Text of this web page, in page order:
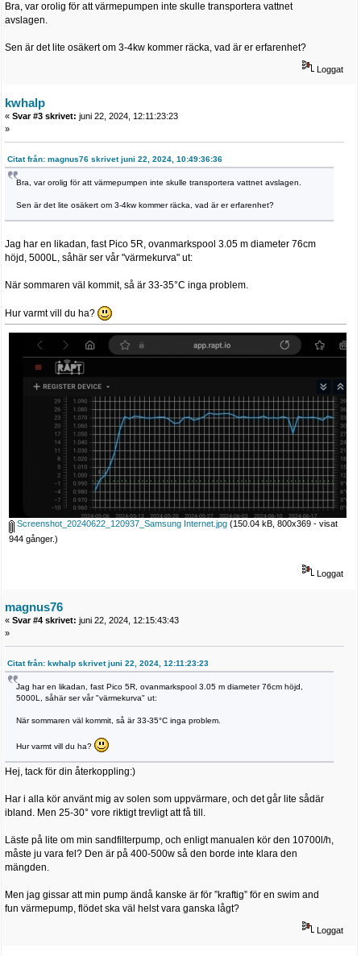
Bra, var orolig för att värmepumpen inte skulle transportera vattnet
avslagen.
Sen är det lite osäkert om 3-4kw kommer räcka, vad är er erfarenhet?
Loggat
kwhalp
« Svar #3 skrivet: juni 22, 2024, 12:11:23:23
»
Citat från: magnus76 skrivet juni 22, 2024, 10:49:36:36
Bra, var orolig för att värmepumpen inte skulle transportera vattnet avslagen.
Sen är det lite osäkert om 3-4kw kommer räcka, vad är er erfarenhet?
Jag har en likadan, fast Pico 5R, ovanmarkspool 3.05 m diameter 76cm
höjd, 5000L, såhär ser vår "värmekurva" ut:
När sommaren väl kommit, så är 33-35°C inga problem.
Hur varmt vill du ha?
Screenshot_20240622_120937_Samsung Internet.jpg (150.04 kB, 800x369 - visat
944 gånger.)
Loggat
magnus76
« Svar #4 skrivet: juni 22, 2024, 12:15:43:43
»
Citat från: kwhalp skrivet juni 22, 2024, 12:11:23:23
Jag har en likadan, fast Pico 5R, ovanmarkspool 3.05 m diameter 76cm höjd,
5000L, såhär ser vår "värmekurva" ut:
När sommaren väl kommit, så är 33-35°C inga problem.
Hur varmt vill du ha?
Hej, tack för din återkoppling:)
Har i alla kör använt mig av solen som uppvärmare, och det går lite sådär
ibland. Men 25-30° vore riktigt trevligt att få till.
Läste på lite om min sandfilterpump, och enligt manualen kör den 10700l/h,
måste ju vara fel? Den är på 400-500w så den borde inte klara den
mängden.
Men jag gissar att min pump ändå kanske är för ”kraftig” för en swim and
fun värmepump, flödet ska väl helst vara ganska lågt?
Loggat